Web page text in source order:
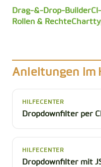
Drag-&-Drop-Builder
Rollen & Rechte
Anleitungen im
HILFECENTER
Dropdownfilter per
HILFECENTER
Dropdownfilter mit